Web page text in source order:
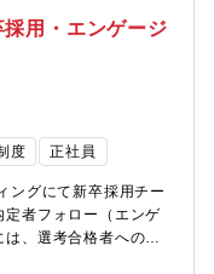
週2~3日の在宅勤務が
わせた働き方が可能
計画中（2026年秋予
用・エンゲージ
度 正社員
ングにて新卒採用チー
定者フォロー（エンゲ
、選考合格者へのオ